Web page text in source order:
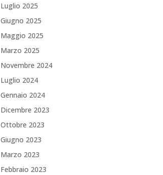
Luglio 2025
Giugno 2025
Maggio 2025
Marzo 2025
Novembre 2024
Luglio 2024
Gennaio 2024
Dicembre 2023
Ottobre 2023
Giugno 2023
Marzo 2023
Febbraio 2023